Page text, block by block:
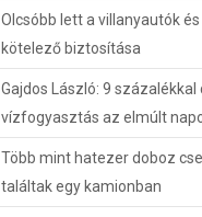
Olcsóbb lett a villanyautók
kötelező biztosítása
Gajdos László: 9 százalékkal
vízfogyasztás az elmúlt
Több mint hatezer doboz
találtak egy kamionban